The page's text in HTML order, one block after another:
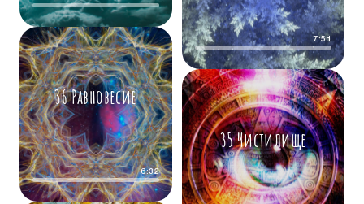
36 Равновесие
6:32
7:51
35 Чистилище